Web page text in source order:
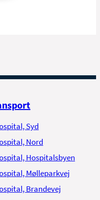
Syd
Nord
Hospitalsbyen
Mølleparkvej
Brandevej